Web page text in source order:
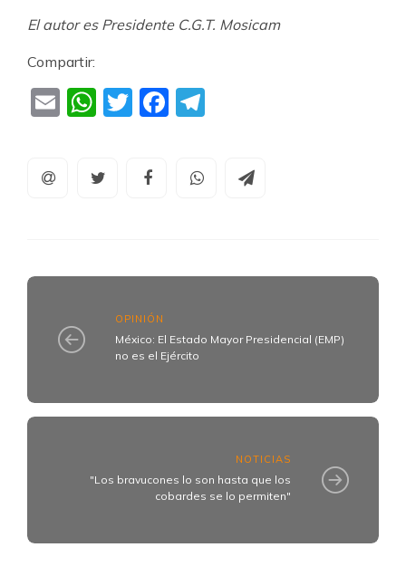
El autor es Presidente C.G.T. Mosicam
Compartir:
EmailWhatsApp
TwitterFacebook
OPINIÓN
México: El Estado Mayor Presidencial (EMP)
no es el Ejército
NOTICIAS
"Los bravucones lo son hasta que los
cobardes se lo permiten"